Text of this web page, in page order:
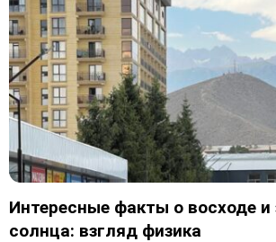
Интересные факты о восходе и
солнца: взгляд физика